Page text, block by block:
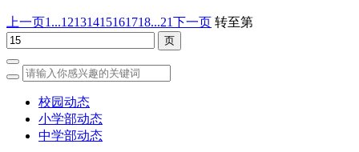
上一页1...12131415161718...21下一页 转至第
校园动态
小学部动态
中学部动态